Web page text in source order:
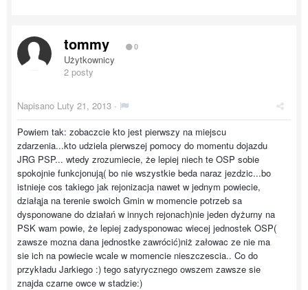
tommy 0
Użytkownicy
2 posty
Napisano Luty 21, 2013 ·
Powiem tak: zobaczcie kto jest pierwszy na miejscu
zdarzenia...kto udziela pierwszej pomocy do momentu dojazdu
JRG PSP... wtedy zrozumiecie, że lepiej niech te OSP sobie
spokojnie funkcjonują( bo nie wszystkie beda naraz jezdzic...bo
istnieje cos takiego jak rejonizacja nawet w jednym powiecie,
działąja na terenie swoich Gmin w momencie potrzeb sa
dysponowane do działań w innych rejonach)nie jeden dyżurny na
PSK wam powie, że lepiej zadysponowac wiecej jednostek OSP(
zawsze mozna dana jednostke zawrócić)niż załowac ze nie ma
sie ich na powiecie wcale w momencie nieszczescia.. Co do
przykładu Jarkiego :) tego satyrycznego owszem zawsze sie
znajda czarne owce w stadzie:)